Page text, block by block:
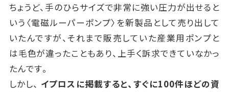
ちょうど、手のひらサイズで非常に強い圧力が出せると
いう〈電磁ルーパーポンプ〉を新製品として売り出して
いたんですが、それまで販売していた産業用ポンプと
は毛色が違ったこともあり、上手く訴求できていなかっ
たんです。
しかし、 イプロスに掲載すると、すぐに100件ほどの資